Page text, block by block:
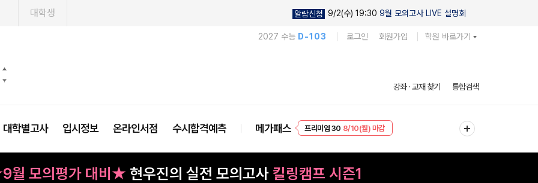
대학생 알람신청 9/2(수) 19:30 9월 모의고사 LIVE 설명회
2027 수능 D-103 로그인 회원가입 학원 바로가기
강좌 · 교재 찾기 통합검색
대학별고사 입시정보 온라인서점 수시합격예측 메가패스 프리미엄 30 8/10(월) 마감
EVENT 8/10(월) 마감
월 모의평가 대비★ 현우진의 실전 모의고사 킬링캠프 시즌1